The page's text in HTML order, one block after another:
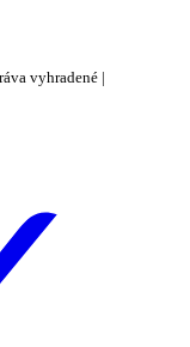
vyhradené |